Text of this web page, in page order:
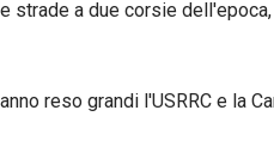
a due corsie
reso grandi l'USRRC e la